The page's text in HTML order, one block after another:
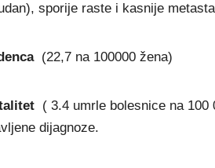
sporije raste i kasnije
(22,7 na 100000 žena)
( 3.4 umrle bolesnice na
dijagnoze.